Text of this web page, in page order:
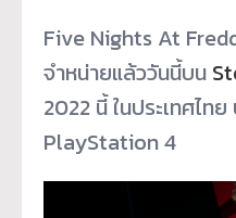
Five Nights At
จำหน่ายแล้ววันนี้บน
2022 นี้ ในประเทศไท
PlayStation 4